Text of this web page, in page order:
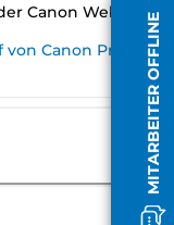
MITARBEITER OFFLINE
Canon Website.
von Canon